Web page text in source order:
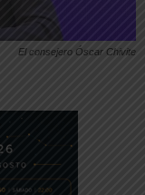
El consejero Óscar Chivite